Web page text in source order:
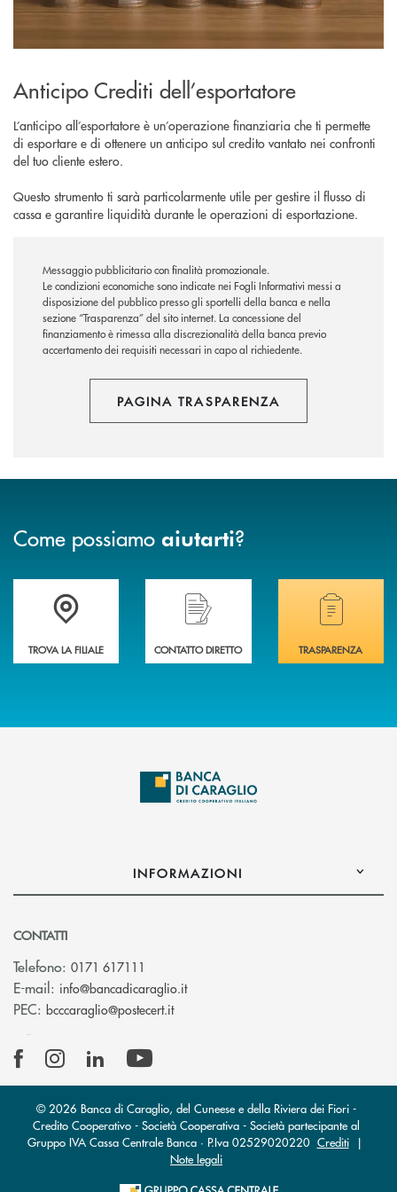
Anticipo Crediti dell’esportatore
L’anticipo all’esportatore è un’operazione finanziaria che ti permette
di esportare e di ottenere un anticipo sul credito vantato nei confronti
del tuo cliente estero.
Questo strumento ti sarà particolarmente utile per gestire il flusso di
cassa e garantire liquidità durante le operazioni di esportazione.
Messaggio pubblicitario con finalità promozionale.
Le condizioni economiche sono indicate nei Fogli Informativi messi a
disposizione del pubblico presso gli sportelli della banca e nella
sezione “Trasparenza” del sito internet.La concessione del
finanziamento è rimessa alla discrezionalità della banca previo
accertamento dei requisiti necessari in capo al richiedente.
PAGINA TRASPARENZA
Come possiamo aiutarti?
Accedi all' elenco completo delle filiali di Banca di Caraglio.
TROVA LA FILIALE
Hai bisogno di assistenza immediata?
CONTATTO DIRETTO
Hai bisogno di
TRASPARENZA
INFORMAZIONI
CONTATTI
Telefono: 0171 617111
E-mail: info@bancadicaraglio.it(si apre l’app di posta elettronica)
PEC: bcccaraglio@postecert.it(si apre l’app di posta elettronica)
© 2026 Banca di Caraglio, del Cuneese e della Riviera dei Fiori -
Credito Cooperativo - Società Cooperativa - Società partecipante al
Gruppo IVA Cassa Centrale Banca · P.Iva 02529020220 Crediti|
Note legali